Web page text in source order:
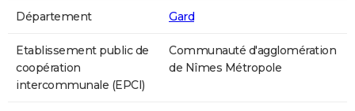
Département Gard
Etablissement public de
coopération
intercommunale (EPCI)
Communauté d'agglomération
de Nîmes Métropole